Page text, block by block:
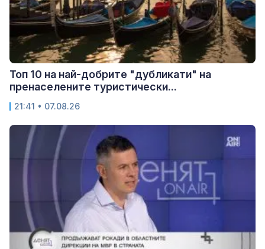
Топ 10 на най-добрите "дубликати" на
пренаселените туристически...
21:41 • 07.08.26